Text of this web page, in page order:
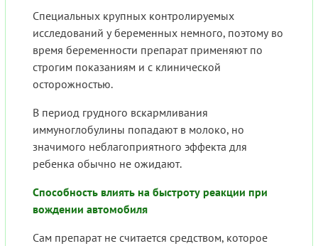
Специальных крупных контролируемых
исследований у беременных немного, поэтому во
время беременности препарат применяют по
строгим показаниям и с клинической
осторожностью.
В период грудного вскармливания
иммуноглобулины попадают в молоко, но
значимого неблагоприятного эффекта для
ребенка обычно не ожидают.
Способность влиять на быстроту реакции при
вождении автомобиля
Сам препарат не считается средством, которое